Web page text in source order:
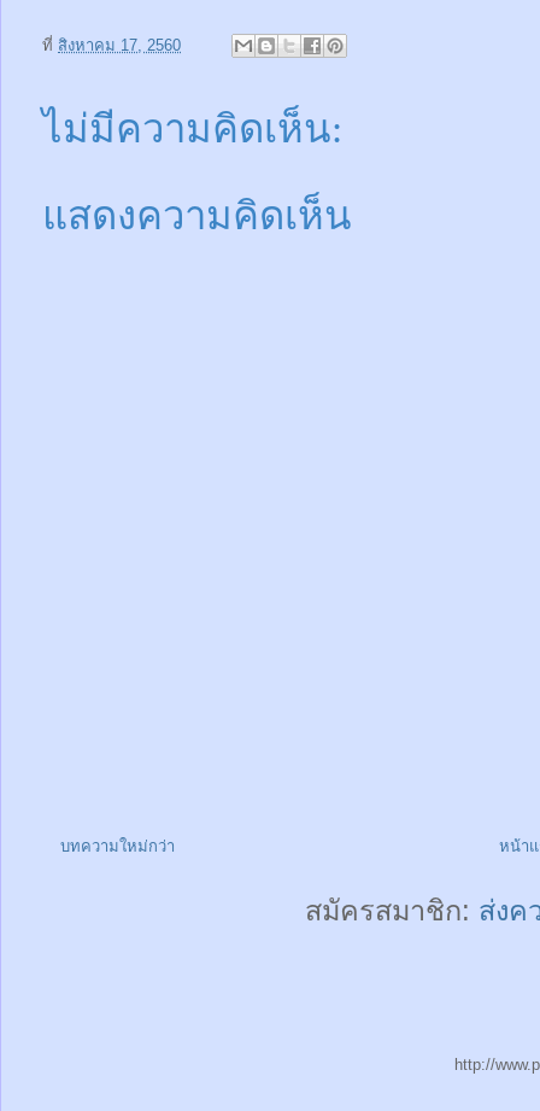
ที่ สิงหาคม 17, 2560
ไม่มีความคิดเห็น:
แสดงความคิดเห็น
บทความใหม่กว่า หน้า
สมัครสมาชิก: ส่งค
http://